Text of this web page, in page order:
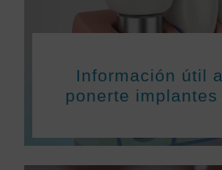
Información útil
ponerte